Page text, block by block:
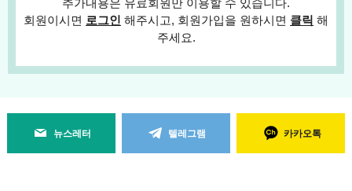
추가내용은 유료회원만 이용할 수 있습니다.
회원이시면 로그인 해주시고, 회원가입을 원하시면 클릭 해
주세요.
뉴스레터 텔레그램 카카오톡